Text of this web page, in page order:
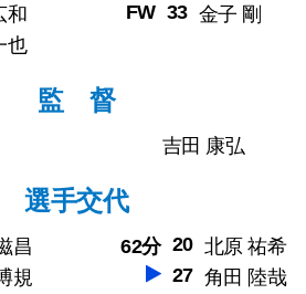
和
也
FW 33 金子 剛
監 督
吉田 康弘
選手交代
昌
規
62分 20 北原 祐希
27 角田 陸哉